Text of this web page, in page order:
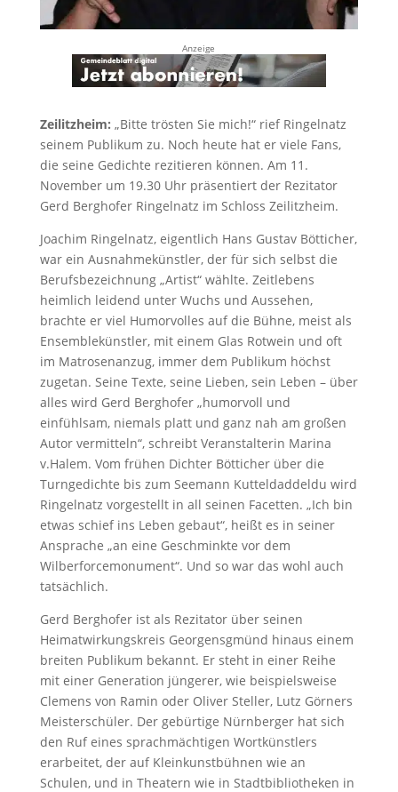
Anzeige
Zeilitzheim: „Bitte trösten Sie mich!“ rief Ringelnatz
seinem Publikum zu. Noch heute hat er viele Fans,
die seine Gedichte rezitieren können. Am 11.
November um 19.30 Uhr präsentiert der Rezitator
Gerd Berghofer Ringelnatz im Schloss Zeilitzheim.
Joachim Ringelnatz, eigentlich Hans Gustav Bötticher,
war ein Ausnahmekünstler, der für sich selbst die
Berufsbezeichnung „Artist“ wählte. Zeitlebens
heimlich leidend unter Wuchs und Aussehen,
brachte er viel Humorvolles auf die Bühne, meist als
Ensemblekünstler, mit einem Glas Rotwein und oft
im Matrosenanzug, immer dem Publikum höchst
zugetan. Seine Texte, seine Lieben, sein Leben – über
alles wird Gerd Berghofer „humorvoll und
einfühlsam, niemals platt und ganz nah am großen
Autor vermitteln“, schreibt Veranstalterin Marina
v.Halem. Vom frühen Dichter Bötticher über die
Turngedichte bis zum Seemann Kutteldaddeldu wird
Ringelnatz vorgestellt in all seinen Facetten. „Ich bin
etwas schief ins Leben gebaut“, heißt es in seiner
Ansprache „an eine Geschminkte vor dem
Wilberforcemonument“. Und so war das wohl auch
tatsächlich.
Gerd Berghofer ist als Rezitator über seinen
Heimatwirkungskreis Georgensgmünd hinaus einem
breiten Publikum bekannt. Er steht in einer Reihe
mit einer Generation jüngerer, wie beispielsweise
Clemens von Ramin oder Oliver Steller, Lutz Görners
Meisterschüler. Der gebürtige Nürnberger hat sich
den Ruf eines sprachmächtigen Wortkünstlers
erarbeitet, der auf Kleinkunstbühnen wie an
Schulen, und in Theatern wie in Stadtbibliotheken in